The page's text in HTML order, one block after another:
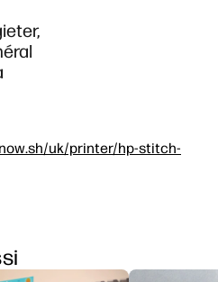
uk/printer/hp-stitch-